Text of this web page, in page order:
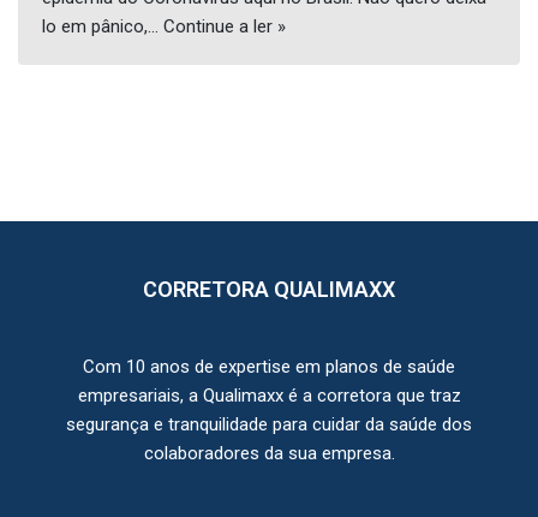
lo em pânico,… Continue a ler »
CORRETORA QUALIMAXX
Com 10 anos de expertise em planos de saúde
empresariais, a Qualimaxx é a corretora que traz
segurança e tranquilidade para cuidar da saúde dos
colaboradores da sua empresa.